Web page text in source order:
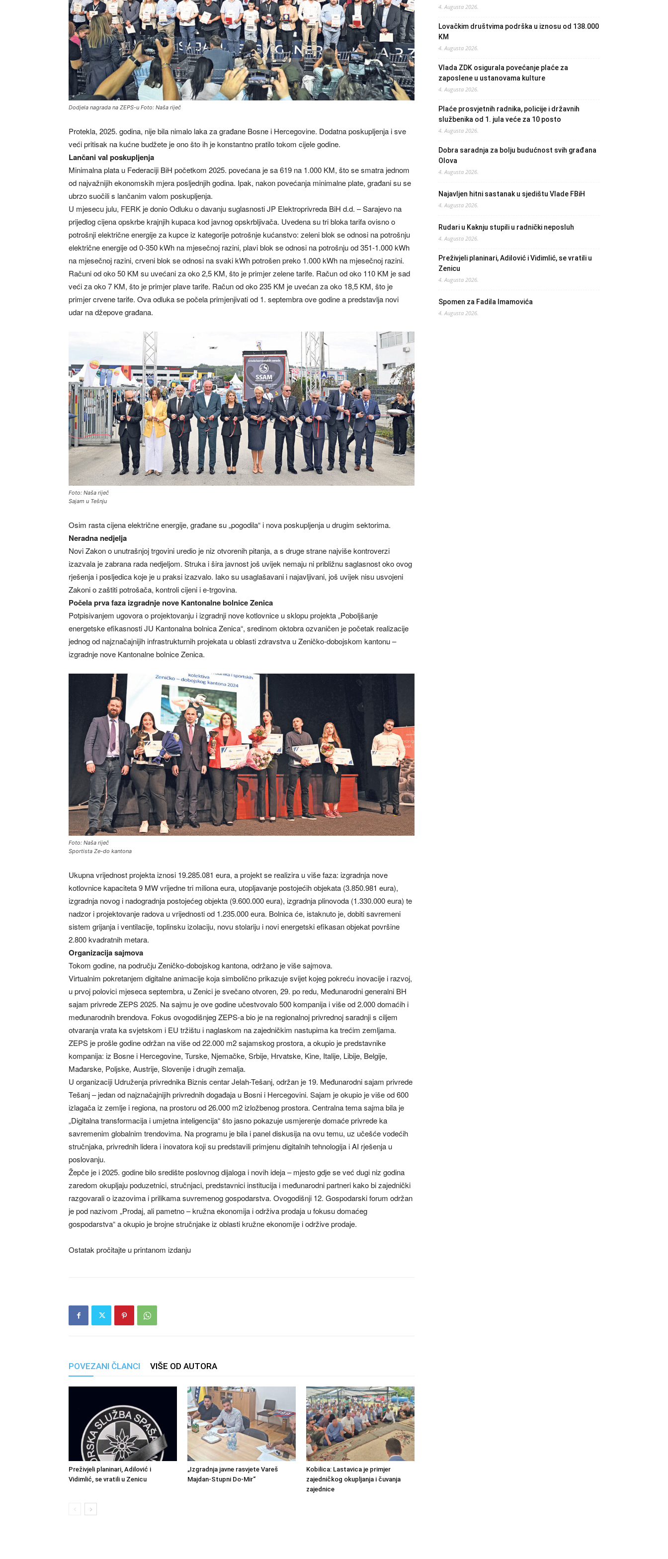
Dodjela nagrada na ZEPS-u Foto: Naša riječ
Protekla, 2025. godina, nije bila nimalo laka za građane Bosne i Hercegovine. Dodatna poskupljenja i sve
veći pritisak na kućne budžete je ono što ih je konstantno pratilo tokom cijele godine.
Lančani val poskupljenja
Minimalna plata u Federaciji BiH početkom 2025. povećana je sa 619 na 1.000 KM, što se smatra jednom
od najvažnijih ekonomskih mjera posljednjih godina. Ipak, nakon povećanja minimalne plate, građani su se
ubrzo suočili s lančanim valom poskupljenja.
U mjesecu julu, FERK je donio Odluku o davanju suglasnosti JP Elektroprivreda BiH d.d. – Sarajevo na
prijedlog cijena opskrbe krajnjih kupaca kod javnog opskrbljivača. Uvedena su tri bloka tarifa ovisno o
potrošnji električne energije za kupce iz kategorije potrošnje kućanstvo: zeleni blok se odnosi na potrošnju
električne energije od 0-350 kWh na mjesečnoj razini, plavi blok se odnosi na potrošnju od 351-1.000 kWh
na mjesečnoj razini, crveni blok se odnosi na svaki kWh potrošen preko 1.000 kWh na mjesečnoj razini.
Računi od oko 50 KM su uvećani za oko 2,5 KM, što je primjer zelene tarife. Račun od oko 110 KM je sad
veći za oko 7 KM, što je primjer plave tarife. Račun od oko 235 KM je uvećan za oko 18,5 KM, što je
primjer crvene tarife. Ova odluka se počela primjenjivati od 1. septembra ove godine a predstavlja novi
udar na džepove građana.
Foto: Naša riječ
Sajam u Tešnju
Osim rasta cijena električne energije, građane su „pogodila“ i nova poskupljenja u drugim sektorima.
Neradna nedjelja
Novi Zakon o unutrašnjoj trgovini uredio je niz otvorenih pitanja, a s druge strane najviše kontroverzi
izazvala je zabrana rada nedjeljom. Struka i šira javnost još uvijek nemaju ni približnu saglasnost oko ovog
rješenja i posljedica koje je u praksi izazvalo. Iako su usaglašavani i najavljivani, još uvijek nisu usvojeni
Zakoni o zaštiti potrošača, kontroli cijeni i e-trgovina.
Počela prva faza izgradnje nove Kantonalne bolnice Zenica
Potpisivanjem ugovora o projektovanju i izgradnji nove kotlovnice u sklopu projekta „Poboljšanje
energetske efikasnosti JU Kantonalna bolnica Zenica“, sredinom oktobra ozvaničen je početak realizacije
jednog od najznačajnijih infrastrukturnih projekata u oblasti zdravstva u Zeničko-dobojskom kantonu –
izgradnje nove Kantonalne bolnice Zenica.
Foto: Naša riječ
Sportista Ze-do kantona
Ukupna vrijednost projekta iznosi 19.285.081 eura, a projekt se realizira u više faza: izgradnja nove
kotlovnice kapaciteta 9 MW vrijedne tri miliona eura, utopljavanje postojećih objekata (3.850.981 eura),
izgradnja novog i nadogradnja postojećeg objekta (9.600.000 eura), izgradnja plinovoda (1.330.000 eura) te
nadzor i projektovanje radova u vrijednosti od 1.235.000 eura. Bolnica će, istaknuto je, dobiti savremeni
sistem grijanja i ventilacije, toplinsku izolaciju, novu stolariju i novi energetski efikasan objekat površine
2.800 kvadratnih metara.
Organizacija sajmova
Tokom godine, na području Zeničko-dobojskog kantona, održano je više sajmova.
Virtualnim pokretanjem digitalne animacije koja simbolično prikazuje svijet kojeg pokreću inovacije i razvoj,
u prvoj polovici mjeseca septembra, u Zenici je svečano otvoren, 29. po redu, Međunarodni generalni BH
sajam privrede ZEPS 2025. Na sajmu je ove godine učestvovalo 500 kompanija i više od 2.000 domaćih i
međunarodnih brendova. Fokus ovogodišnjeg ZEPS-a bio je na regionalnoj privrednoj saradnji s ciljem
otvaranja vrata ka svjetskom i EU tržištu i naglaskom na zajedničkim nastupima ka trećim zemljama.
ZEPS je prošle godine održan na više od 22.000 m2 sajamskog prostora, a okupio je predstavnike
kompanija: iz Bosne i Hercegovine, Turske, Njemačke, Srbije, Hrvatske, Kine, Italije, Libije, Belgije,
Mađarske, Poljske, Austrije, Slovenije i drugih zemalja.
U organizaciji Udruženja privrednika Biznis centar Jelah-Tešanj, održan je 19. Međunarodni sajam privrede
Tešanj – jedan od najznačajnijih privrednih događaja u Bosni i Hercegovini. Sajam je okupio je više od 600
izlagača iz zemlje i regiona, na prostoru od 26.000 m2 izložbenog prostora. Centralna tema sajma bila je
„Digitalna transformacija i umjetna inteligencija“ što jasno pokazuje usmjerenje domaće privrede ka
savremenim globalnim trendovima. Na programu je bila i panel diskusija na ovu temu, uz učešće vodećih
stručnjaka, privrednih lidera i inovatora koji su predstavili primjenu digitalnih tehnologija i AI rješenja u
poslovanju.
Žepče je i 2025. godine bilo središte poslovnog dijaloga i novih ideja – mjesto gdje se već dugi niz godina
zaredom okupljaju poduzetnici, stručnjaci, predstavnici institucija i međunarodni partneri kako bi zajednički
razgovarali o izazovima i prilikama suvremenog gospodarstva. Ovogodišnji 12. Gospodarski forum održan
je pod nazivom „Prodaj, ali pametno – kružna ekonomija i održiva prodaja u fokusu domaćeg
gospodarstva“ a okupio je brojne stručnjake iz oblasti kružne ekonomije i održive prodaje.
Ostatak pročitajte u printanom izdanju
POVEZANI ČLANCI VIŠE OD AUTORA
Preživjeli planinari, Adilović i
Vidimlić, se vratili u Zenicu
„Izgradnja javne rasvjete Vareš
Majdan-Stupni Do-Mir“
Kobilica: Lastavica je primjer
zajedničkog okupljanja i čuvanja
zajednice
4. Augusta 2026.
Lovačkim društvima podrška u iznosu od 138.000
KM
4. Augusta 2026.
Vlada ZDK osigurala povećanje plaće za
zaposlene u ustanovama kulture
4. Augusta 2026.
Plaće prosvjetnih radnika, policije i državnih
službenika od 1. jula veće za 10 posto
4. Augusta 2026.
Dobra saradnja za bolju budućnost svih građana
Olova
4. Augusta 2026.
Najavljen hitni sastanak u sjedištu Vlade FBiH
4. Augusta 2026.
Rudari u Kaknju stupili u radnički neposluh
4. Augusta 2026.
Preživjeli planinari, Adilović i Vidimlić, se vratili u
Zenicu
4. Augusta 2026.
Spomen za Fadila Imamovića
4. Augusta 2026.